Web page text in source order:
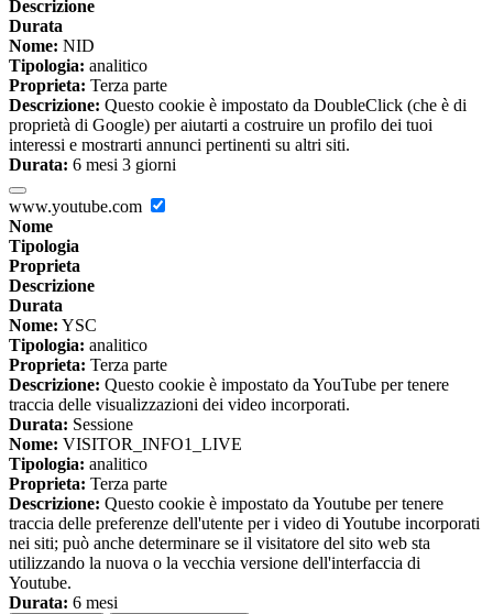
Descrizione
Durata
Nome: NID
Tipologia: analitico
Proprieta: Terza parte
Descrizione: Questo cookie è impostato da DoubleClick (che è di
proprietà di Google) per aiutarti a costruire un profilo dei tuoi
interessi e mostrarti annunci pertinenti su altri siti.
Durata: 6 mesi 3 giorni
www.youtube.com
Nome
Tipologia
Proprieta
Descrizione
Durata
Nome: YSC
Tipologia: analitico
Proprieta: Terza parte
Descrizione: Questo cookie è impostato da YouTube per tenere
traccia delle visualizzazioni dei video incorporati.
Durata: Sessione
Nome: VISITOR_INFO1_LIVE
Tipologia: analitico
Proprieta: Terza parte
Descrizione: Questo cookie è impostato da Youtube per tenere
traccia delle preferenze dell'utente per i video di Youtube incorporati
nei siti; può anche determinare se il visitatore del sito web sta
utilizzando la nuova o la vecchia versione dell'interfaccia di
Youtube.
Durata: 6 mesi